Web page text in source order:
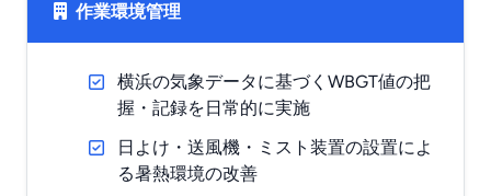
作業環境管理
横浜の気象データに基づくWBGT値の把
握・記録を日常的に実施
日よけ・送風機・ミスト装置の設置によ
る暑熱環境の改善